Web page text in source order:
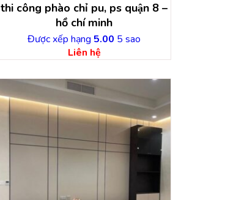
thi công phào chỉ pu, ps quận 8 –
hồ chí minh
Được xếp hạng 5.00 5 sao
Liên hệ